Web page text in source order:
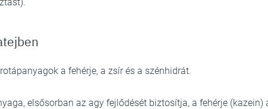
a fehérje, a zsír és a szénhidrát.
elsősorban az agy fejlődését biztosítja, a fehérje (kazein)